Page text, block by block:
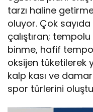
tarzı haline
oluyor. Çok sayıda
çalıştıran;
binme, hafif
oksijen tüketilerek
kalp kası ve
spor türlerini